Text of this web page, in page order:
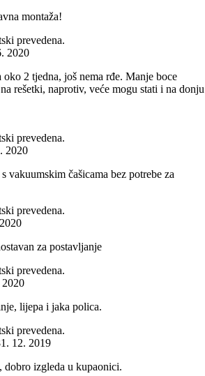
montaža!
prevedena.
2020
2 tjedna, još nema rđe. Manje boce
rešetki, naprotiv, veće mogu stati i na donju
prevedena.
2020
vakuumskim čašicama bez potrebe za
prevedena.
za postavljanje
prevedena.
lijepa i jaka polica.
prevedena.
12. 2019
dobro izgleda u kupaonici.